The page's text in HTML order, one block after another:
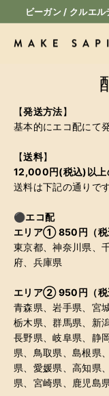
ン
ビーガン / クルエ
M
E
S
P
I
N
S
【発送方法】
基本的にエコ配にて
【送料】
12,000円(税込)以上
送料は下記の通りです
⚫︎エコ配
エリア① 850円（税
東京都、神奈川県、
府、兵庫県
エリア② 950円（税
青森県、岩手県、宮
栃木県、群馬県、新
長野県、岐阜県、静
県、鳥取県、島根県
県、愛媛県、高知県
県、宮崎県、鹿児島